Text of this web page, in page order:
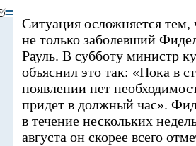
Ситуация осложняется тем,
не только заболевший
Рауль. В субботу министр
объяснил это так: «Пока в
появлении нет
придет в должный час».
в течение нескольких
августа он скорее всего